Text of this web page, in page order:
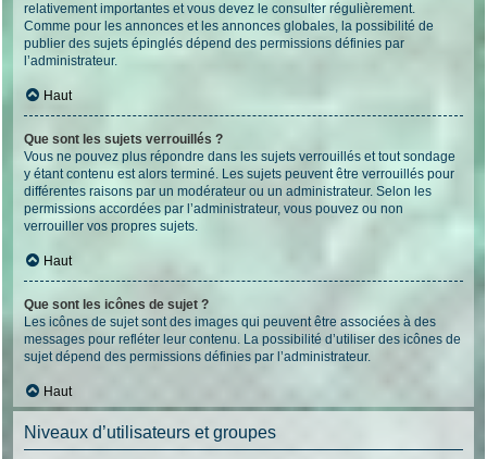
relativement importantes et vous devez le consulter régulièrement.
Comme pour les annonces et les annonces globales, la possibilité de
publier des sujets épinglés dépend des permissions définies par
l’administrateur.
Haut
Que sont les sujets verrouillés ?
Vous ne pouvez plus répondre dans les sujets verrouillés et tout sondage
y étant contenu est alors terminé. Les sujets peuvent être verrouillés pour
différentes raisons par un modérateur ou un administrateur. Selon les
permissions accordées par l’administrateur, vous pouvez ou non
verrouiller vos propres sujets.
Haut
Que sont les icônes de sujet ?
Les icônes de sujet sont des images qui peuvent être associées à des
messages pour refléter leur contenu. La possibilité d’utiliser des icônes de
sujet dépend des permissions définies par l’administrateur.
Haut
Niveaux d’utilisateurs et groupes